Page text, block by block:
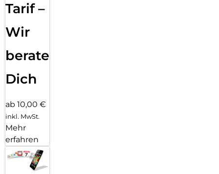
Tarif –
Wir
beraten
Dich
ab 10,00 €
inkl. MwSt.
Mehr
erfahren